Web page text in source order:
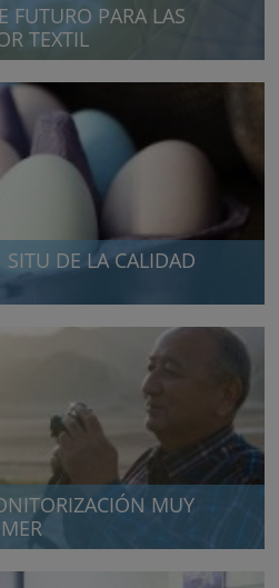
FUTURO PARA LAS
TEXTIL
DE LA CALIDAD
resonance techniques
MUY
tempranas